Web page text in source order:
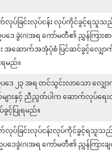
ပ်ခြင်းလုပ်ငန်း လုပ်ကိုင်ခွင့်ရသူသ
ပဒေ ခွဲ(ဂ)အရ ကော်မတီ၏ ညွှန်ကြားစာ
အဆောက်အအုံပုံစံ ပြင်ဆင်ခွင့်လျှေ
မည်။
ေ ၂၃ အရ တင်သွင်းလာသော လျှေ
များနှင့် ညီညွတ်ပါက ဆောက်လုပ်ရေ
ပြုရမည်။
ပ်ခြင်းလုပ်ငန်းလုပ်ကိုင်ခွင့်ရသူသ
ဥပဒေခွဲ(ဂ)အရ ကော်မတီ၏ ညွှန်ကြား